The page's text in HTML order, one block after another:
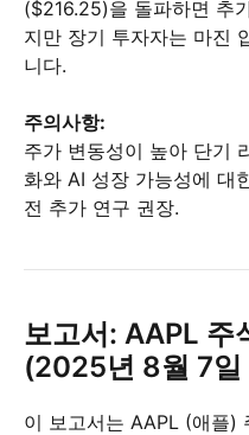
($216.25)을 돌파하면 추
지만 장기 투자자는 마진
니다.
주의사항:
주가 변동성이 높아 단기
화와 AI 성장 가능성에 대
전 추가 연구 권장.
보고서: AAPL 주
(2025년 8월 7일
이 보고서는 AAPL (애플)